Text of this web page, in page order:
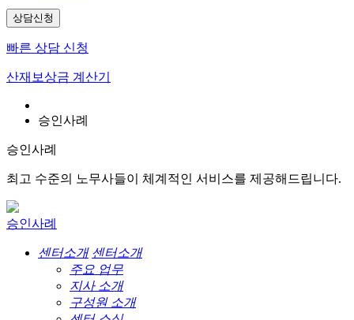
상담신청
빠른 상담 신청
산재보상금 계산기
승인사례
승인사례
최고 수준의 노무사들이 체계적인 서비스를 제공해드립니다.
승인사례
센터소개 센터소개
주요 업무
지사 소개
구성원 소개